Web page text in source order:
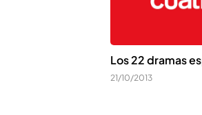
Los 22 dramas
21/10/2013